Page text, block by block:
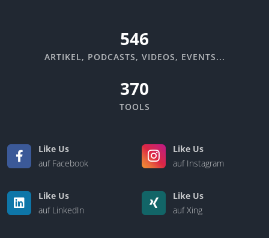
599
ARTIKEL, PODCASTS, VIDEOS, EVENTS...
370
TOOLS
Like Us
auf Facebook
Like Us
auf Instagram
Like Us
auf LinkedIn
Like Us
auf Xing